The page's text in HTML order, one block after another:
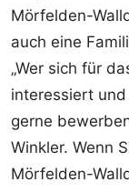
Mörfelden-
auch eine
„Wer sich für
interessiert
gerne
Winkler. Wenn
Mörfelden-